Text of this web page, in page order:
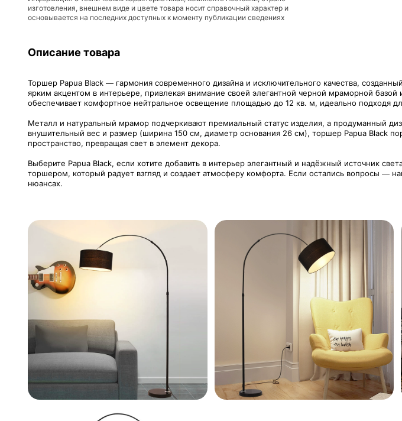
изготовления, внешнем виде и цвете товара носит справочный характер и
основывается на последних доступных к моменту публикации сведениях
Описание товара
Торшер Papua Black — гармония современного дизайна и исключительного качества,
ярким акцентом в интерьере, привлекая внимание своей элегантной черной мраморной
обеспечивает комфортное нейтральное освещение площадью до 12 кв. м, идеально подходя
Металл и натуральный мрамор подчеркивают премиальный статус изделия, а продуманный
внушительный вес и размер (ширина 150 см, диаметр основания 26 см), торшер Papua Black
пространство, превращая свет в элемент декора.
Выберите Papua Black, если хотите добавить в интерьер элегантный и надёжный источник
торшером, который радует взгляд и создает атмосферу комфорта. Если остались вопросы —
нюансах.